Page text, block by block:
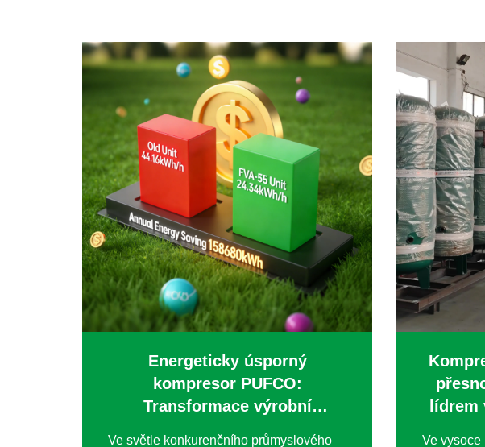
Energeticky úsporný
kompresor PUFCO:
Transformace výrobní
Ve světle konkurenčního průmyslového Ve vysoce